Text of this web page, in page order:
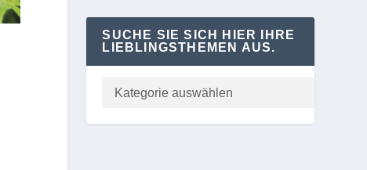
SUCHE SIE SICH HIER IHRE
LIEBLINGSTHEMEN AUS.